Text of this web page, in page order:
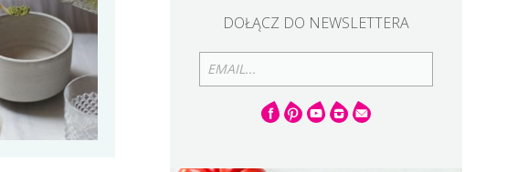
DOŁĄCZ DO NEWSLETTERA
EMAIL